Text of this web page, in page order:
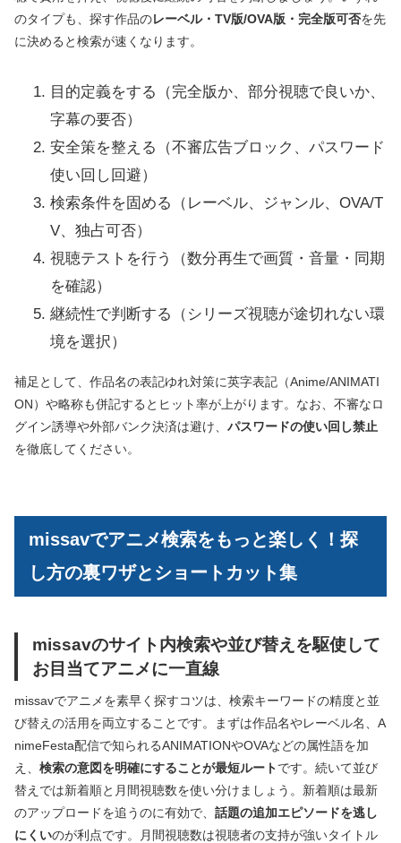
のタイプも、探す作品のレーベル・TV版/OVA版・完全版可否を先
に決めると検索が速くなります。
目的定義をする（完全版か、部分視聴で良いか、
字幕の要否）
安全策を整える（不審広告ブロック、パスワード
使い回し回避）
検索条件を固める（レーベル、ジャンル、OVA/T
V、独占可否）
視聴テストを行う（数分再生で画質・音量・同期
を確認）
継続性で判断する（シリーズ視聴が途切れない環
境を選択）
補足として、作品名の表記ゆれ対策に英字表記（Anime/ANIMATI
ON）や略称も併記するとヒット率が上がります。なお、不審なロ
グイン誘導や外部バンク決済は避け、 パスワードの使い回し禁止
を徹底してください。
missavでアニメ検索をもっと楽しく！探
し方の裏ワザとショートカット集
missavのサイト内検索や並び替えを駆使して
お目当てアニメに一直線
missavでアニメを素早く探すコツは、検索キーワードの精度と並
び替えの活用を両立することです。まずは作品名やレーベル名、A
nimeFesta配信で知られるANIMATIONやOVAなどの属性語を加
え、 検索の意図を明確にすることが最短ルートです。続いて並び
替えでは新着順と月間視聴数を使い分けましょう。新着順は最新
のアップロードを追うのに有効で、 話題の追加エピソードを逃し
にくいのが利点です。月間視聴数は視聴者の支持が強いタイトル